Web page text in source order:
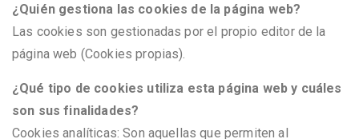
¿Quién gestiona las cookies de la página web?
Las cookies son gestionadas por el propio editor de la
página web (Cookies propias).
¿Qué tipo de cookies utiliza esta página web y cuáles
son sus finalidades?
Cookies analíticas: Son aquellas que permiten al